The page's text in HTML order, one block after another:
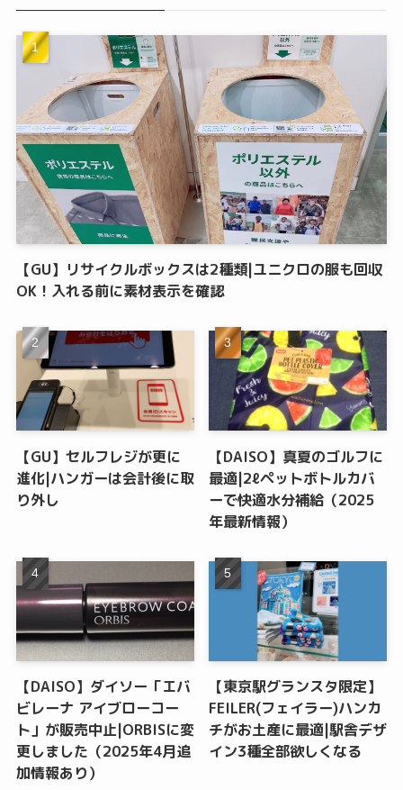
【GU】リサイクルボックスは2種類|ユニクロの服も回収
OK！入れる前に素材表示を確認
【GU】セルフレジが更に
進化|ハンガーは会計後に取
り外し
【DAISO】真夏のゴルフに
最適|2ℓペットボトルカバ
ーで快適水分補給（2025
年最新情報）
【DAISO】ダイソー「エバ
ビレーナ アイブローコー
ト」が販売中止|ORBISに変
更しました（2025年4月追
加情報あり）
【東京駅グランスタ限定】
FEILER(フェイラー)ハンカ
チがお土産に最適|駅舎デザ
イン3種全部欲しくなる